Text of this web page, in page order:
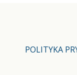
POLITYKA